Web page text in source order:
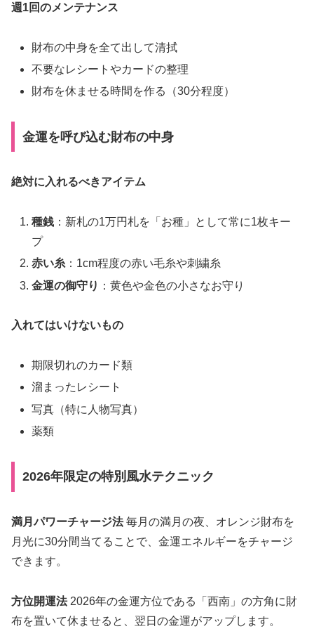
週1回のメンテナンス
財布の中身を全て出して清拭
不要なレシートやカードの整理
財布を休ませる時間を作る（30分程度）
金運を呼び込む財布の中身
絶対に入れるべきアイテム
種銭 ：新札の1万円札を「お種」として常に1枚キー
プ
赤い糸：1cm程度の赤い毛糸や刺繍糸
金運の御守り ：黄色や金色の小さなお守り
入れてはいけないもの
期限切れのカード類
溜まったレシート
写真（特に人物写真）
薬類
2026年限定の特別風水テクニック
満月パワーチャージ法毎月の満月の夜、オレンジ財布を
月光に30分間当てることで、金運エネルギーをチャージ
できます。
方位開運法2026年の金運方位である「西南」の方角に財
布を置いて休ませると、翌日の金運がアップします。